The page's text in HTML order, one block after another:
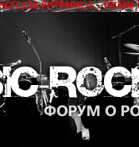
РґР°РЅРЅС‹С…